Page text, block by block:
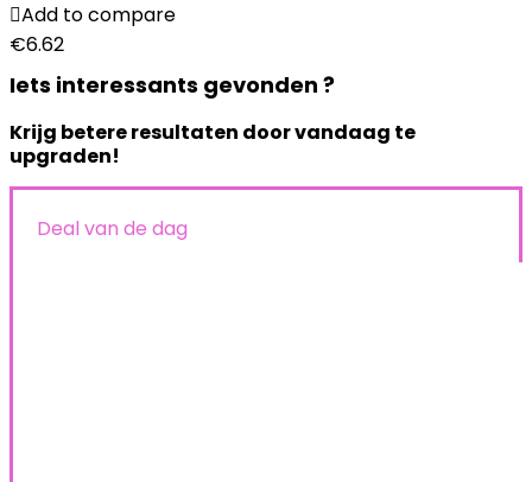
Add to compare
€6.62
Iets interessants gevonden ?
Krijg betere resultaten door vandaag te
upgraden!
Deal van de dag